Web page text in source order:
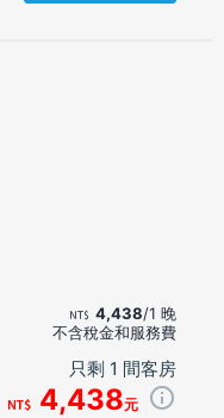
4,438/1 晚
不含稅金和服務費
只剩 1 間客房
4,438元